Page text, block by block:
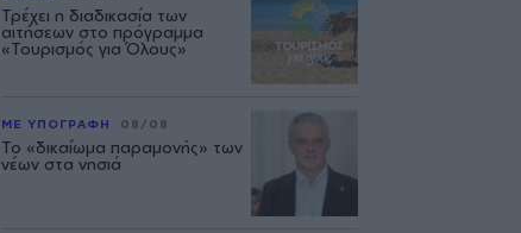
Τρέχει η διαδικασία των
αιτήσεων στο πρόγραμμα
«Τουρισμός για Όλους»
ΜΕ ΥΠΟΓΡΑΦΗ 08/08
Το «δικαίωμα παραμονής» των
νέων στα νησιά